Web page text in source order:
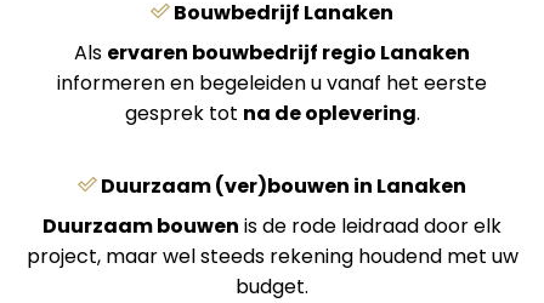
Bouwbedrijf Lanaken
Als ervaren bouwbedrijf regio Lanaken
informeren en begeleiden u vanaf het eerste
gesprek tot na de oplevering.
Duurzaam (ver)bouwen in Lanaken
Duurzaam bouwen is de rode leidraad door elk
project, maar wel steeds rekening houdend met uw
budget.